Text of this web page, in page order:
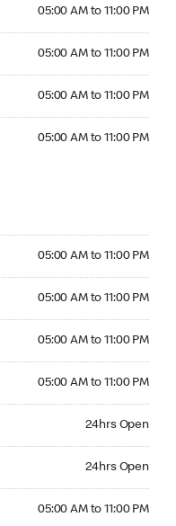
05:00 AM to 11:00 PM
05:00 AM to 11:00 PM
05:00 AM to 11:00 PM
05:00 AM to 11:00 PM
05:00 AM to 11:00 PM
05:00 AM to 11:00 PM
05:00 AM to 11:00 PM
05:00 AM to 11:00 PM
24hrs Open
24hrs Open
05:00 AM to 11:00 PM